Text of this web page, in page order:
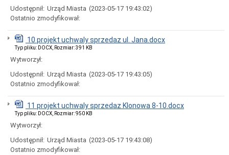
номера
PESEL
біженців
з
України
Ogłoszenia
obwieszczenia
w
2026
roku
Ogłoszenia
obwieszczenia
w
2025
Udostępnił: Urząd Miasta (2023-05-17 19:43:02)
Ostatnio zmodyfikował:
10 projekt uchwaly sprzedaz ul. Jana.docx
Typ pliku: DOCX, Rozmiar: 391 KB
Wytworzył:
Udostępnił: Urząd Miasta (2023-05-17 19:43:05)
Ostatnio zmodyfikował:
11 projekt uchwaly sprzedaz Klonowa 8-10.docx
Typ pliku: DOCX, Rozmiar: 950 KB
Wytworzył:
Udostępnił: Urząd Miasta (2023-05-17 19:43:08)
Ostatnio zmodyfikował: